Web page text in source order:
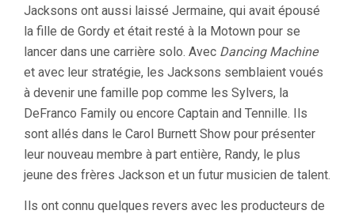
Jacksons ont aussi laissé Jermaine, qui avait épousé
la fille de Gordy et était resté à la Motown pour se
lancer dans une carrière solo. Avec Dancing Machine
et avec leur stratégie, les Jacksons semblaient voués
à devenir une famille pop comme les Sylvers, la
DeFranco Family ou encore Captain and Tennille. Ils
sont allés dans le Carol Burnett Show pour présenter
leur nouveau membre à part entière, Randy, le plus
jeune des frères Jackson et un futur musicien de talent.
Ils ont connu quelques revers avec les producteurs de